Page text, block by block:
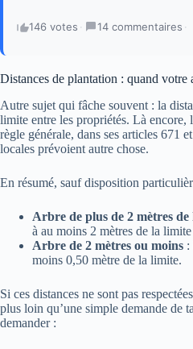
146 votes · 14 commentaires ·
Distances de plantation : quand votre
Autre sujet qui fâche souvent : la
limite entre les propriétés. Là
règle générale, dans ses articles 671
locales prévoient autre chose.
En résumé, sauf disposition
Arbre de plus de 2 mètres de
à au moins 2 mètres de la
Arbre de 2 mètres ou moins :
moins 0,50 mètre de la limite.
Si ces distances ne sont pas
plus loin qu’une simple demande de
demander :